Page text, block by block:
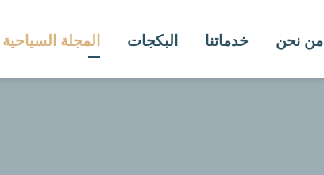
من نحن خدماتنا البكجات المجلة السياحية